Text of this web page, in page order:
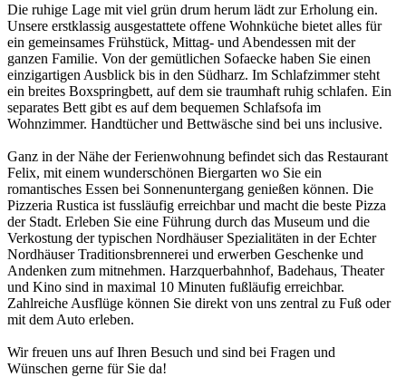
Die ruhige Lage mit viel grün drum herum lädt zur Erholung ein.
Unsere erstklassig ausgestattete offene Wohnküche bietet alles für
ein gemeinsames Frühstück, Mittag- und Abendessen mit der
ganzen Familie. Von der gemütlichen Sofaecke haben Sie einen
einzigartigen Ausblick bis in den Südharz. Im Schlafzimmer steht
ein breites Boxspringbett, auf dem sie traumhaft ruhig schlafen. Ein
separates Bett gibt es auf dem bequemen Schlafsofa im
Wohnzimmer. Handtücher und Bettwäsche sind bei uns inclusive.
Ganz in der Nähe der Ferienwohnung befindet sich das Restaurant
Felix, mit einem wunderschönen Biergarten wo Sie ein
romantisches Essen bei Sonnenuntergang genießen können. Die
Pizzeria Rustica ist fussläufig erreichbar und macht die beste Pizza
der Stadt. Erleben Sie eine Führung durch das Museum und die
Verkostung der typischen Nordhäuser Spezialitäten in der Echter
Nordhäuser Traditionsbrennerei und erwerben Geschenke und
Andenken zum mitnehmen. Harzquerbahnhof, Badehaus, Theater
und Kino sind in maximal 10 Minuten fußläufig erreichbar.
Zahlreiche Ausflüge können Sie direkt von uns zentral zu Fuß oder
mit dem Auto erleben.
Wir freuen uns auf Ihren Besuch und sind bei Fragen und
Wünschen gerne für Sie da!